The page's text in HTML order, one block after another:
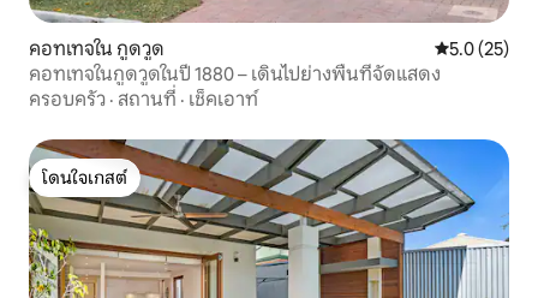
คอทเทจใน กูดวูด คะแนนเฉลี่ย
5.0 (25)
คอทเทจในกูดวูดในปี 1880 – เดินไปย่างพื้นที่จัดแสดง
ครอบครัว · สถานที่ · เช็คเอาท์
โดนใจเกสต์
โดนใจเกสต์